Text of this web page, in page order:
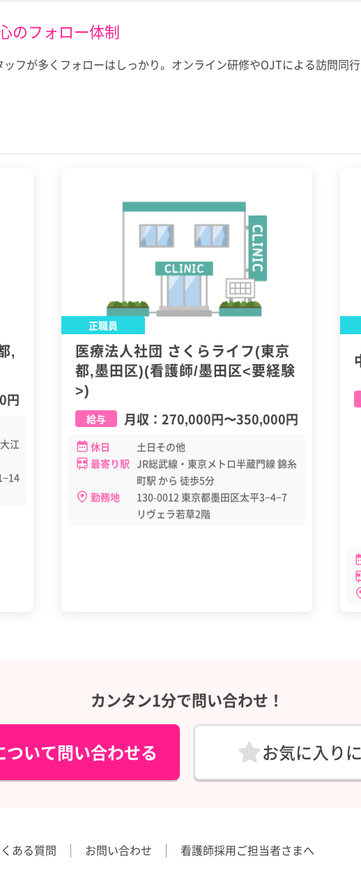
のフォロー体制
フが多くフォローはしっかり。オンライン研修やOJTによる訪問同
,
円
江
正職員
医療法人社団 さくらライフ(東京
都,墨田区)(看護師/墨田区<要経験
>)
給与 月収： 270,000円〜350,000円
休日
土日その他
最寄り駅 JR総武線・東京メトロ半蔵門線 錦糸
町駅 から 徒歩5分
勤務地
130-0012 東京都墨田区太平3−4−7
リヴェラ若草2階
カンタン1分で問い合わせ！
ついて問い合わせる お気に入り
ある質問 お問い合わせ 看護師採用ご担当者さまへ